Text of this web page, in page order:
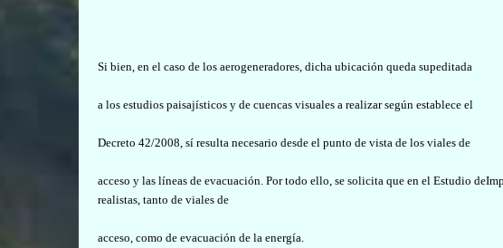
Si bien, en el caso de los aerogeneradores, dicha ubicación queda supeditada
a los estudios paisajísticos y de cuencas visuales a realizar según establece el
Decreto 42/2008, sí resulta necesario desde el punto de vista de los viales de
acceso y las líneas de evacuación. Por todo ello, se solicita que en el Estudio
realistas, tanto de viales de
acceso, como de evacuación de la energía.